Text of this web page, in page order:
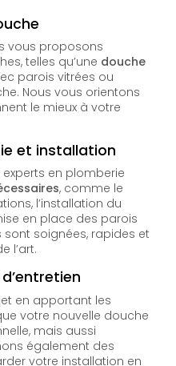
vous proposons
telles qu’une douche
parois vitrées ou
Nous vous orientons
le mieux à votre
et installation
experts en plomberie
, comme le
l’installation du
en place des parois
soignées, rapides et
l’art.
en apportant les
votre nouvelle douche
mais aussi
également des
votre installation en